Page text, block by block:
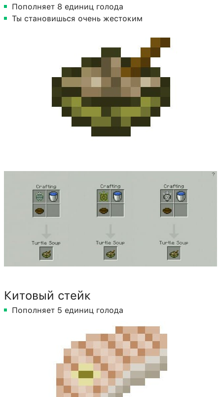
Пополняет 8 единиц голода
Ты становишься очень жестоким
Китовый стейк
Пополняет 5 единиц голода